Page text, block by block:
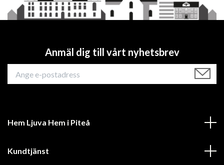
Anmäl dig till vårt nyhetsbrev
Hem Ljuva Hem i Piteå
Kundtjänst